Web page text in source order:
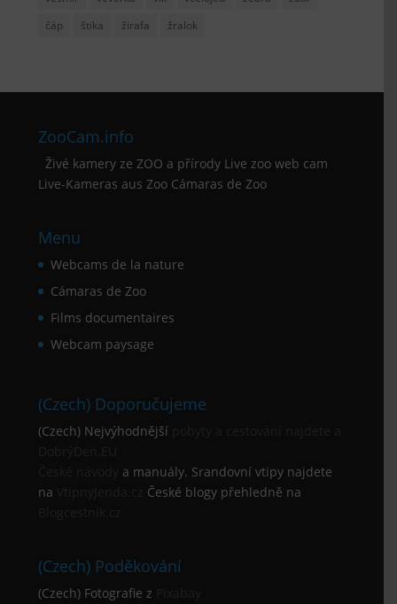
čáp
štika žirafa žralok
ZooCam.info
Živé kamery ze ZOO a přírody Live zoo web cam
Live-Kameras aus Zoo Cámaras de Zoo
Menu
Webcams de la nature
Cámaras de Zoo
Films documentaires
Webcam paysage
(Czech) Doporučujeme
(Czech) Nejvýhodnější
a manuály. Srandovní vtipy najdete
na
České blogy přehledně na
(Czech) Poděkování
(Czech) Fotografie z